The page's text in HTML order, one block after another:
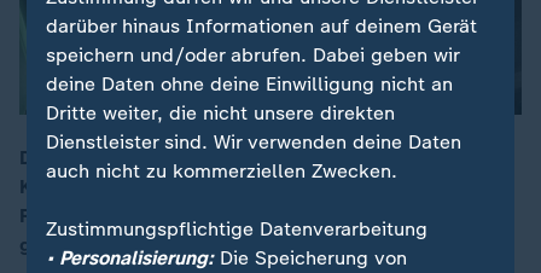
Die Ukraine hat eine der schwersten Nächte seit
Kriegsbeginn erlebt. Russland griff mit Drohnen und
Raketen an. In Frontstädten wie Kramatorsk werden
gefährdete Menschen evakuiert.
darüber hinaus Informationen auf deinem Gerät
speichern und/oder abrufen. Dabei geben wir
deine Daten ohne deine Einwilligung nicht an
Dritte weiter, die nicht unsere direkten
Dienstleister sind. Wir verwenden deine Daten
auch nicht zu kommerziellen Zwecken.
Zustimmungspflichtige Datenverarbeitung
• Personalisierung:Die Speicherung von